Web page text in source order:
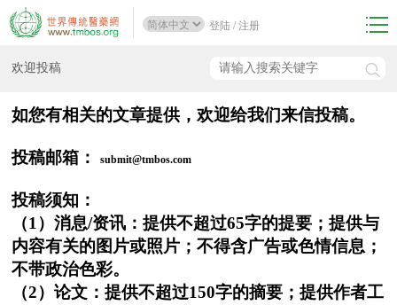
登陆 / 注册
欢迎投稿
如您有相关的文章提供，欢迎给我们来信投稿。
投稿邮箱：submit@tmbos.com
投稿须知：
（1）消息/资讯：提供不超过65字的提要；提供与
内容有关的图片或照片；不得含广告或色情信息；
不带政治色彩。
（2）论文：提供不超过150字的摘要；提供作者工